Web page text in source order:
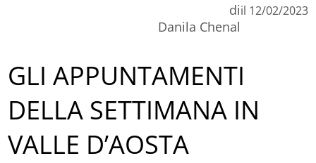
di
Danila Chenal
il 12/02/2023
GLI APPUNTAMENTI
DELLA SETTIMANA IN
VALLE D’AOSTA